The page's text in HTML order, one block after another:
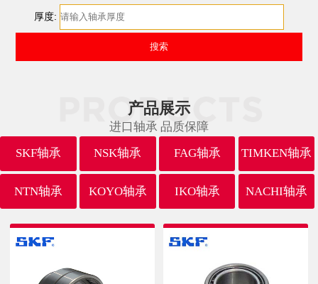
厚度:
产品展示
进口轴承 品质保障
SKF轴承
NSK轴承 FAG轴承 TIMKEN轴承
NTN轴承 KOYO轴承 IKO轴承 NACHI轴承